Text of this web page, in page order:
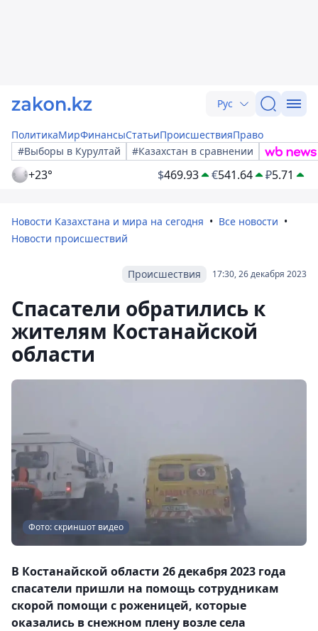
Рус
ПолитикаМирФинансыСтатьиПроисшествияПраво
#Выборы в Курултай
#Казахстан в сравнении
+23° $469.93 €541.64 ₽5.71
Новости Казахстана и мира на сегодня
Все новости
Новости происшествий
17:30, 26 декабря 2023
Происшествия
Спасатели обратились к
жителям Костанайской
области
Фото: скриншот видео
В Костанайской области 26 декабря 2023 года
спасатели пришли на помощь сотрудникам
скорой помощи с роженицей, которые
оказались в снежном плену возле села